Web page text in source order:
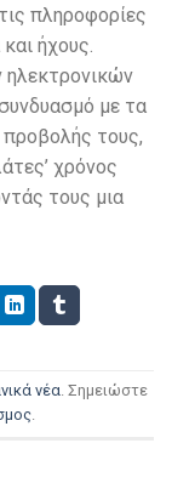
πληροφορίες
ήχους.
ηλεκτρονικών
με τα
προβολής τους,
χρόνος
τους μια
νέα. Σημειώστε
.